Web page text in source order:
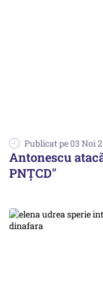
Publicat pe 03 Noi
Antonescu
PNȚCD"